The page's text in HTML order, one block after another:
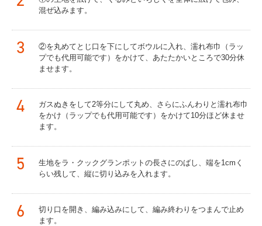
混ぜ込みます。
3
②を丸めてとじ口を下にしてボウルに入れ、濡れ布巾（ラッ
プでも代用可能です）をかけて、あたたかいところで30分休
ませます。
4
ガスぬきをして2等分にして丸め、さらにふんわりと濡れ布巾
をかけ（ラップでも代用可能です）をかけて10分ほど休ませ
ます。
5
生地をラ・クックグランポットの長さにのばし、端を1cmく
らい残して、縦に切り込みを入れます。
6
切り口を開き、編み込みにして、編み終わりをつまんで止め
ます。